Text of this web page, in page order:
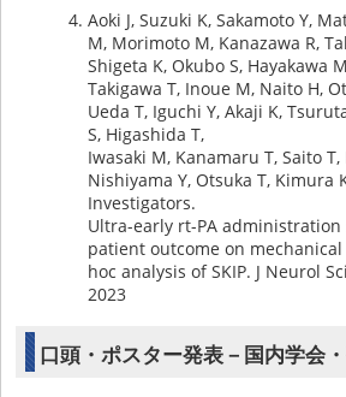
Aoki J, Suzuki K, Sakamoto Y,
M, Morimoto M, Kanazawa R,
Shigeta K, Okubo S, Hayakawa
Takigawa T, Inoue M, Naito H,
Ueda T, Iguchi Y, Akaji K,
S, Higashida T,
Iwasaki M, Kanamaru T, Saito
Nishiyama Y, Otsuka T, Kimura
Investigators.
Ultra-early rt-PA
patient outcome on
hoc analysis of SKIP. J Neurol
2023
口頭・ポスター発表－国内学会